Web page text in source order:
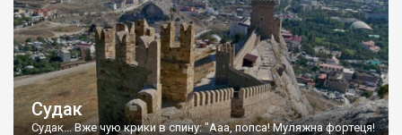
Судак
Судак... Вже чую крики в спину: "Ааа, попса! Муляжна фортеця!